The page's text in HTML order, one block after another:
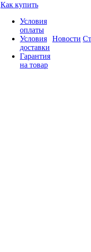
Как купить
Условия
оплаты
Условия
доставки
Гарантия
на товар
Новости